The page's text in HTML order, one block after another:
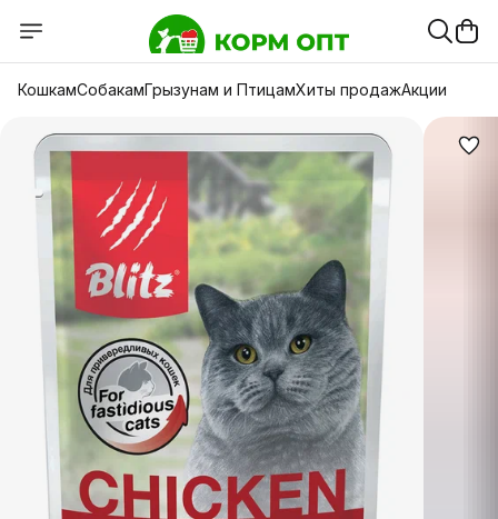
КошкамСобакамГрызунам и ПтицамХиты продажАкции